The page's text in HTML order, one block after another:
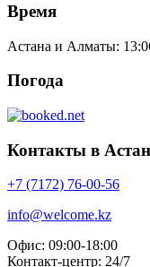
Время
Астана и Алматы:
Погода
Контакты в
+7 (7172) 76-00-56
info@welcome.kz
Офис: 09:00-18:00
Контакт-центр: 24/7